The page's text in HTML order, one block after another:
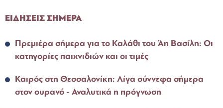
ΕΙΔΗΣΕΙΣ ΣΗΜΕΡΑ
Πρεμιέρα σήμερα για το Καλάθι του Άη Βασίλη: Οι
κατηγορίες παιχνιδιών και οι τιμές
Καιρός στη Θεσσαλονίκη: Λίγα σύννεφα σήμερα
στον ουρανό - Αναλυτικά η πρόγνωση